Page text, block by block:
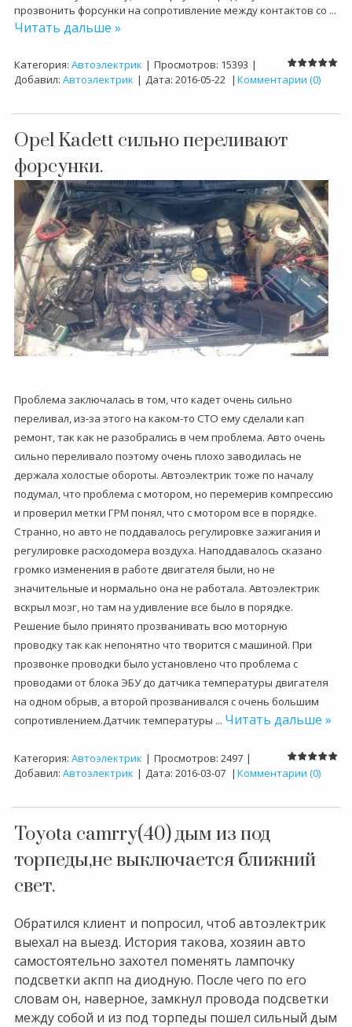
прозвонить форсунки на сопротивление между контактов со ...
Читать дальше »
Категория: Автоэлектрик | Просмотров: 15393 |
Добавил: Автоэлектрик | Дата: 2016-05-22 | Комментарии (0)
Opel Kadett сильно переливают
форсунки.
Проблема заключалась в том, что кадет очень сильно
переливал, из-за этого на каком-то СТО ему сделали кап
ремонт, так как не разобрались в чем проблема. Авто очень
сильно переливало поэтому очень плохо заводилась не
держала холостые обороты. Автоэлектрик тоже по началу
подумал, что проблема с мотором, но перемерив компрессию
и проверил метки ГРМ понял, что с мотором все в порядке.
Странно, но авто не поддавалось регулировке зажигания и
регулировке расходомера воздуха. Наподдавалось сказано
громко изменения в работе двигателя были, но не
значительные и нормально она не работала. Автоэлектрик
вскрыл мозг, но там на удивление все было в порядке.
Решение было принято прозванивать всю моторную
проводку так как непонятно что творится с машиной. При
прозвонке проводки было установлено что проблема с
проводами от блока ЭБУ до датчика температуры двигателя
на одном обрыв, а второй прозванивался с очень большим
сопротивлением.Датчик температуры ... Читать дальше »
Категория: Автоэлектрик | Просмотров: 2497 |
Добавил: Автоэлектрик | Дата: 2016-03-07 | Комментарии (0)
Toyota camrry(40) дым из под
торпеды,не выключается ближний
свет.
Обратился клиент и попросил, чтоб автоэлектрик
выехал на выезд. История такова, хозяин авто
самостоятельно захотел поменять лампочку
подсветки акпп на диодную. После чего по его
словам он, наверное, замкнул провода подсветки
между собой и из под торпеды пошел сильный дым